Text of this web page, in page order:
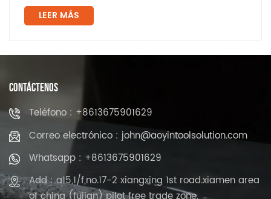
LEER MÁS
CONTÁCTENOS
Teléfono : +8613675901629
Correo electrónico : john@aoyintoolsolution.com
Whatsapp : +8613675901629
Add : a15,1/f,no.17-2 xiangxing 1st road.xiamen area